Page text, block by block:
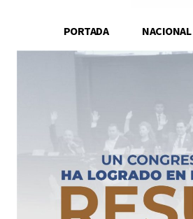
PORTADA NACIONAL